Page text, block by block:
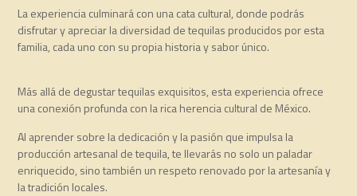
La experiencia culminará con una cata cultural, donde podrás
disfrutar y apreciar la diversidad de tequilas producidos por esta
familia, cada uno con su propia historia y sabor único.
Más allá de degustar tequilas exquisitos, esta experiencia ofrece
una conexión profunda con la rica herencia cultural de México.
Al aprender sobre la dedicación y la pasión que impulsa la
producción artesanal de tequila, te llevarás no solo un paladar
enriquecido, sino también un respeto renovado por la artesanía y
la tradición locales.